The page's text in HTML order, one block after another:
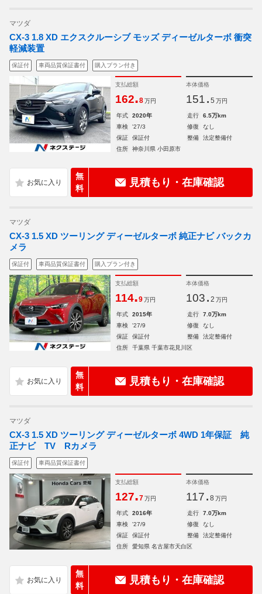
マツダ
CX-3 1.8 XD エクスクルーシブ モッズ ディーゼルターボ 衝突
軽減装置
保証付 車両品質保証書付 購入プラン付き
支払総額
162.8 万円
本体価格
151. 5 万円
年式 2020年 走行
6.5万km
車検
'27/3 修復
なし
保証
保証付 整備
法定整備付
住所
神奈川県 小田原市
無
料
見積もり・在庫確認
マツダ
CX-3 1.5 XD ツーリング ディーゼルターボ 純正ナビ バックカ
メラ
保証付 車両品質保証書付 購入プラン付き
支払総額
114.9 万円
本体価格
103. 2 万円
年式 2015年 走行
7.0万km
車検
'27/9 修復
なし
保証
保証付 整備
法定整備付
住所
千葉県 千葉市花見川区
無
料
見積もり・在庫確認
マツダ
CX-3 1.5 XD ツーリング ディーゼルターボ 4WD 1年保証 純
正ナビ TV Rカメラ
保証付 車両品質保証書付
支払総額
127.7 万円
本体価格
117. 8 万円
年式 2016年 走行
7.0万km
車検
'27/9 修復
なし
保証
保証付 整備
法定整備付
住所
愛知県 名古屋市天白区
無
料
見積もり・在庫確認